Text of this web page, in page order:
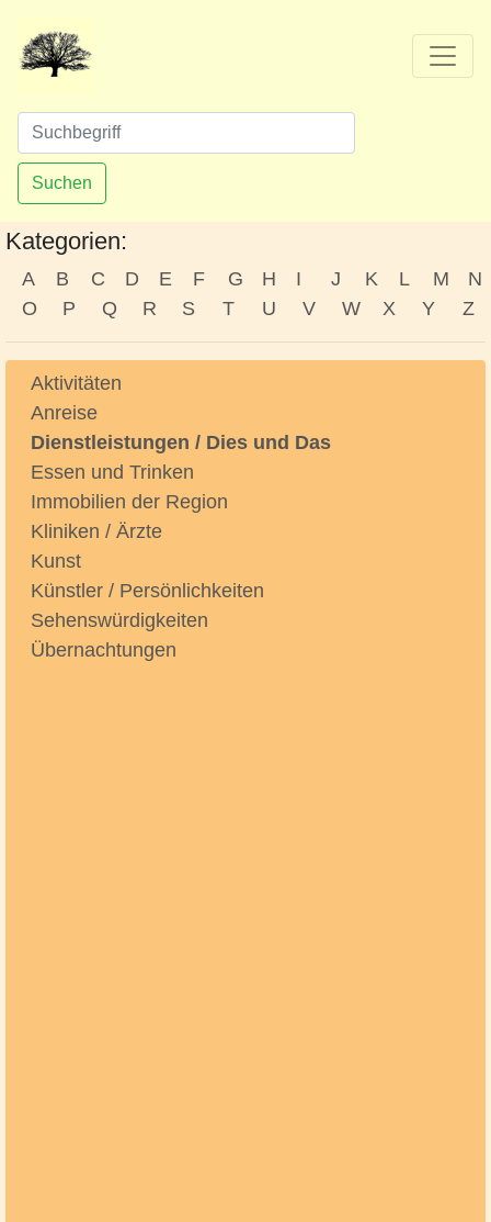
Suchen
Kategorien:
A B C D E F G H I J K L M
N
O
P Q R S T U V W X Y Z
Aktivitäten
Anreise
Dienstleistungen / Dies und Das
Essen und Trinken
Immobilien der Region
Kliniken / Ärzte
Kunst
Künstler / Persönlichkeiten
Sehenswürdigkeiten
Übernachtungen